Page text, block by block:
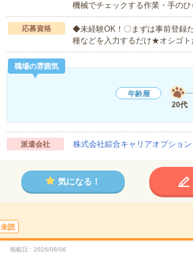
機械でチェックする作業・手の
応募資格
◆未経験OK！〇まずは事前登録
種などを入力するだけ★オシゴ
職場の雰囲気
年齢層
20代
派遣会社 株式会社綜合キャリアオプショ
気になる！
未読
掲載日 2026/08/06